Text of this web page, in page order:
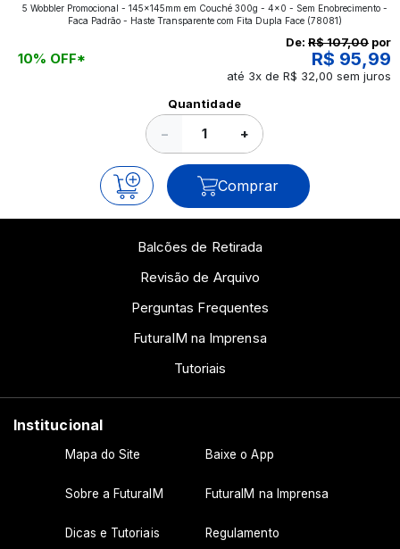
aplicados nos impressos da gráfica FuturaIM? Então,
continue a leitura que vamos revelar para você!
5 Wobbler Promocional - 145x145mm em Couché 300g - 4x0 - Sem Enobrecimento -
Faca Padrão - Haste Transparente com Fita Dupla Face(78081)
10% OFF*
De: R$ 107,00 por
R$ 95,99
até 3x de R$ 32,00 sem juros
Quantidade
− +
Comprar
Balcões de Retirada
Revisão de Arquivo
Perguntas Frequentes
FuturaIM na Imprensa
Tutoriais
Institucional
Mapa do Site Baixe o App
Sobre a FuturaIM FuturaIM na Imprensa
Dicas e Tutoriais Regulamento